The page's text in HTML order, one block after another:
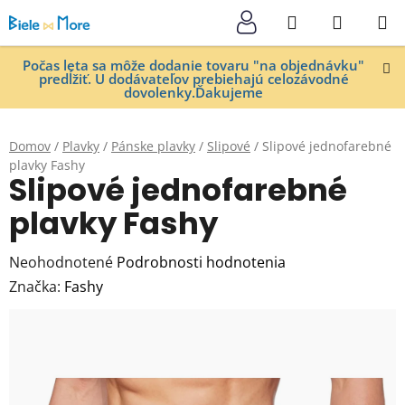
na
obsah
Počas leta sa môže dodanie tovaru "na objednávku"
predĺžiť. U dodávateľov prebiehajú celozávodné
dovolenky.Ďakujeme
Hľadať
KOŠÍK
Domov / Plavky / Pánske plavky / Slipové / Slipové jednofarebné
plavky Fashy
Slipové jednofarebné
plavky Fashy
Priemerné
hodnotenie
Neohodnotené Podrobnosti hodnotenia
Značka: Fashy